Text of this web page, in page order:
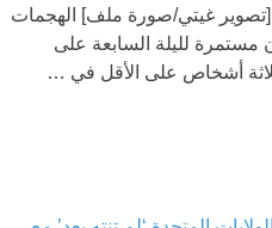
[تصوير غيتي/صورة ملف] الهجمات
مستمرة لليلة السابعة على
أشخاص على الأقل في …